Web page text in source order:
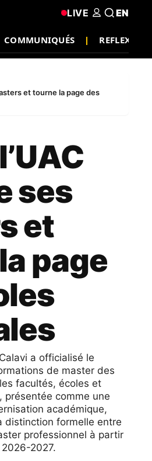
COMMUNIQUÉS
LIVE EN
et tourne la page des
ses
et
page
a officialisé le
de master des
facultés, écoles et
comme une
académique,
distinction formelle entre
professionnel à partir
2026-2027.